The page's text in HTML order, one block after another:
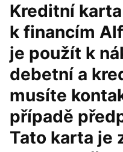
Kreditní
k financím
je použít k
debetní a
musíte
případě
Tato karta je